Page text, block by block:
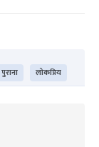
पुराना लोकप्रिय